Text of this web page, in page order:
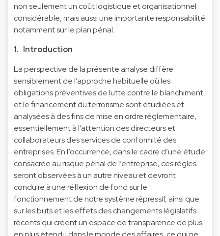
non seulement un coût logistique et organisationnel
considérable, mais aussi une importante responsabilité
notamment sur le plan pénal.
1. Introduction
La perspective de la présente analyse diffère
sensiblement de l’approche habituelle où les
obligations préventives de lutte contre le blanchiment
et le financement du terrorisme sont étudiées et
analysées à des fins de mise en ordre réglementaire,
essentiellement à l’attention des directeurs et
collaborateurs des services de conformité des
entreprises. En l’occurrence, dans le cadre d’une étude
consacrée au risque pénal de l’entreprise, ces règles
seront observées à un autre niveau et devront
conduire à une réflexion de fond sur le
fonctionnement de notre système répressif, ainsi que
sur les buts et les effets des changements législatifs
récents qui créent un espace de transparence de plus